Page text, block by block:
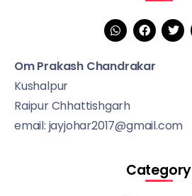
Om Prakash Chandrakar
Kushalpur
Raipur Chhattishgarh
email: jayjohar2017@gmail.com
Category